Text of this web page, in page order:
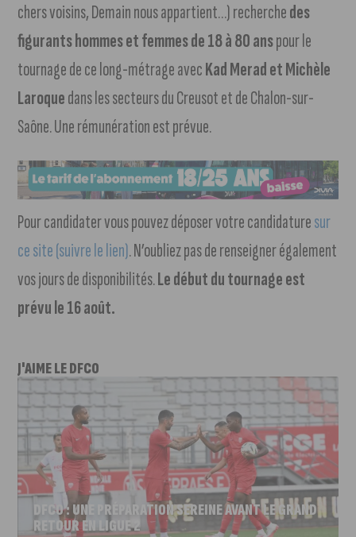
chers voisins, Demain nous appartient…) recherchedes
figurants hommes et femmes de 18 à 80 anspour le
tournage de ce long-métrage avecKad Merad et Michèle
Laroquedans les secteurs du Creusot et de Chalon-sur-
Saône. Une rémunération est prévue.
Pour candidater vous pouvez déposer votre candidaturesur
ce site (suivre le lien). N’oubliez pas de renseigner également
vos jours de disponibilités.Le début du tournage est
prévu le 16 août.
J'AIME LE DFCO
DFCO : UNE PRÉPARATION SEREINE AVANT LE GRAND
RETOUR EN LIGUE 2